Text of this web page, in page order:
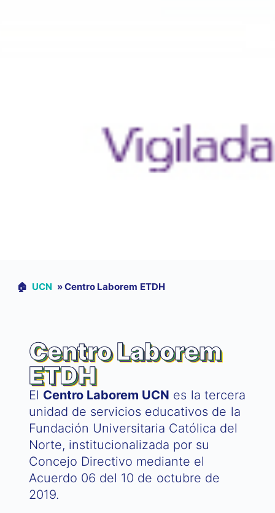
🏠︎ UCN »Centro Laborem ETDH
Centro Laborem
ETDH
El Centro Laborem UCN es la tercera
unidad de servicios educativos de la
Fundación Universitaria Católica del
Norte, institucionalizada por su
Concejo Directivo mediante el
Acuerdo 06 del 10 de octubre de
2019.